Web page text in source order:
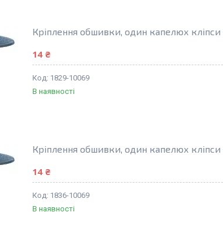
Кріплення обшивки, один капелюх
14 ₴
1829-10069
В наявності
Кріплення обшивки, один капелюх
14 ₴
1836-10069
В наявності